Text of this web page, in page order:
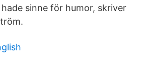
sinne för humor, skriver